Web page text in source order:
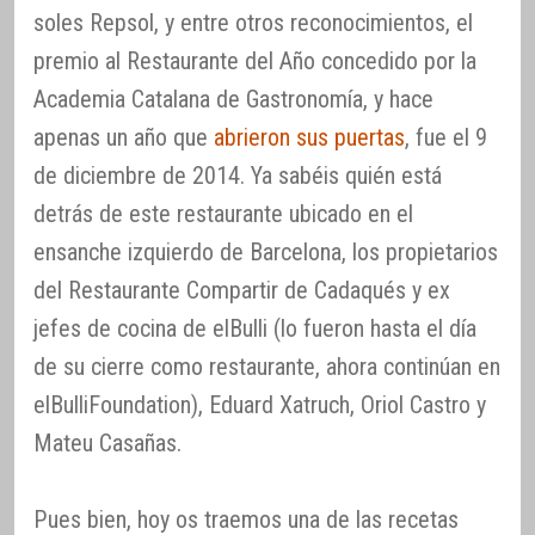
soles Repsol, y entre otros reconocimientos, el
premio al Restaurante del Año concedido por la
Academia Catalana de Gastronomía, y hace
apenas un año que abrieron sus puertas, fue el 9
de diciembre de 2014. Ya sabéis quién está
detrás de este restaurante ubicado en el
ensanche izquierdo de Barcelona, los propietarios
del Restaurante Compartir de Cadaqués y ex
jefes de cocina de elBulli (lo fueron hasta el día
de su cierre como restaurante, ahora continúan en
elBulliFoundation), Eduard Xatruch, Oriol Castro y
Mateu Casañas.
Pues bien, hoy os traemos una de las recetas